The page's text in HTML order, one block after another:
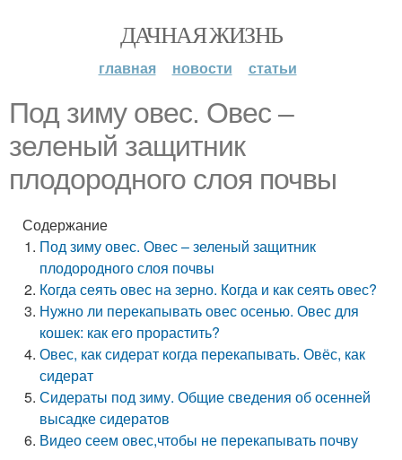
ДАЧНАЯ ЖИЗНЬ
главная новости статьи
Под зиму овес. Овес –
зеленый защитник
плодородного слоя почвы
Содержание
Под зиму овес. Овес – зеленый защитник
плодородного слоя почвы
Когда сеять овес на зерно. Когда и как сеять овес?
Нужно ли перекапывать овес осенью. Овес для
кошек: как его прорастить?
Овес, как сидерат когда перекапывать. Овёс, как
сидерат
Сидераты под зиму. Общие сведения об осенней
высадке сидератов
Видео сеем овес,чтобы не перекапывать почву